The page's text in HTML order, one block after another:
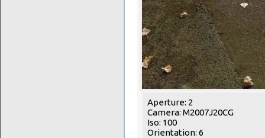
Aperture: 2
Camera: M2007J20CG
Iso: 100
Orientation: 6